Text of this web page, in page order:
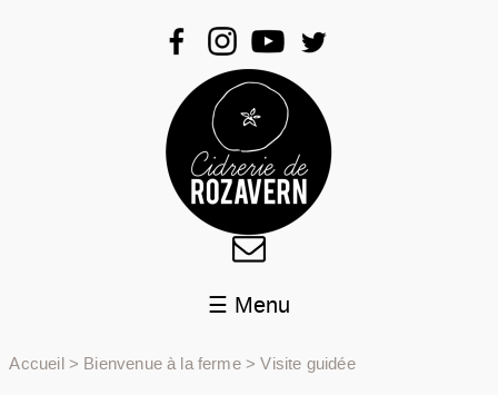
☰ Menu
PRODUITS
Accueil> Bienvenue à la ferme>Visite guidée